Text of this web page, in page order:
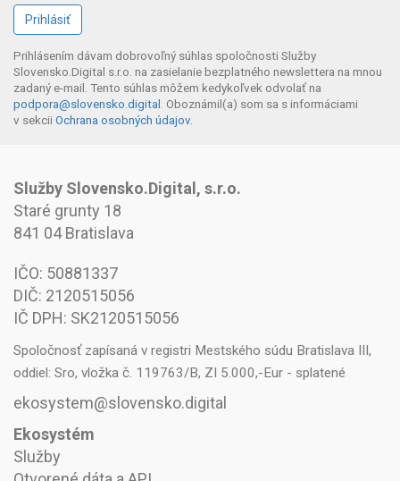
Prihlásením dávam dobrovoľný súhlas spoločnosti Služby
Slovensko.Digital s.r.o. na zasielanie bezplatného newslettera na mnou
zadaný e-mail. Tento súhlas môžem kedykoľvek odvolať na
podpora@slovensko.digital . Oboznámil(a) som sa s informáciami
v sekciiOchrana osobných údajov
Služby Slovensko.Digital, s.r.o.
Staré grunty 18
841 04 Bratislava
IČO: 50881337
DIČ: 2120515056
IČ DPH: SK2120515056
Spoločnosť zapísaná v registri Mestského súdu Bratislava III,
oddiel: Sro, vložka č. 119763/B, ZI 5.000,-Eur - splatené
ekosystem@slovensko.digital
Ekosystém
Služby